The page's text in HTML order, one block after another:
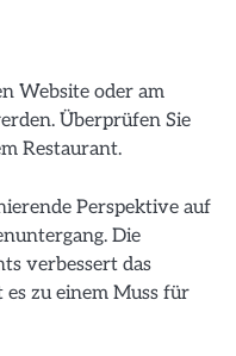
Website oder am
Überprüfen Sie
Restaurant.
Perspektive auf
Die
verbessert das
zu einem Muss für